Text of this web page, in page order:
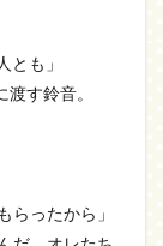
も」
す鈴音。
らったから」